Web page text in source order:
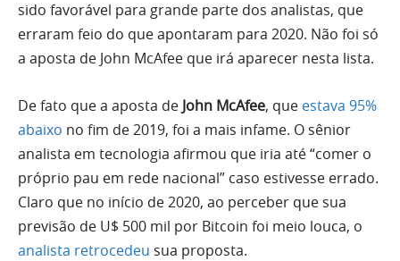
sido favorável para grande parte dos analistas, que
erraram feio do que apontaram para 2020. Não foi só
a aposta de John McAfee que irá aparecer nesta lista.
De fato que a aposta de John McAfee, que estava 95%
abaixo no fim de 2019, foi a mais infame. O sênior
analista em tecnologia afirmou que iria até “comer o
próprio pau em rede nacional” caso estivesse errado.
Claro que no início de 2020, ao perceber que sua
previsão de U$ 500 mil por Bitcoin foi meio louca, o
analista retrocedeu sua proposta.